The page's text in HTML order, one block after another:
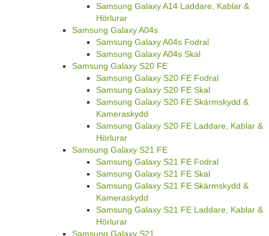
Samsung Galaxy A14 Laddare, Kablar &
Hörlurar
Samsung Galaxy A04s
Samsung Galaxy A04s Fodral
Samsung Galaxy A04s Skal
Samsung Galaxy S20 FE
Samsung Galaxy S20 FE Fodral
Samsung Galaxy S20 FE Skal
Samsung Galaxy S20 FE Skärmskydd &
Kameraskydd
Samsung Galaxy S20 FE Laddare, Kablar &
Hörlurar
Samsung Galaxy S21 FE
Samsung Galaxy S21 FE Fodral
Samsung Galaxy S21 FE Skal
Samsung Galaxy S21 FE Skärmskydd &
Kameraskydd
Samsung Galaxy S21 FE Laddare, Kablar &
Hörlurar
Samsung Galaxy S21